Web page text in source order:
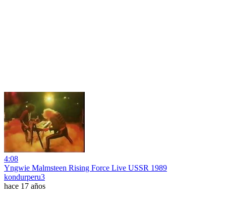
4:08
Yngwie Malmsteen Rising Force Live USSR 1989
kondurperu3
hace 17 años